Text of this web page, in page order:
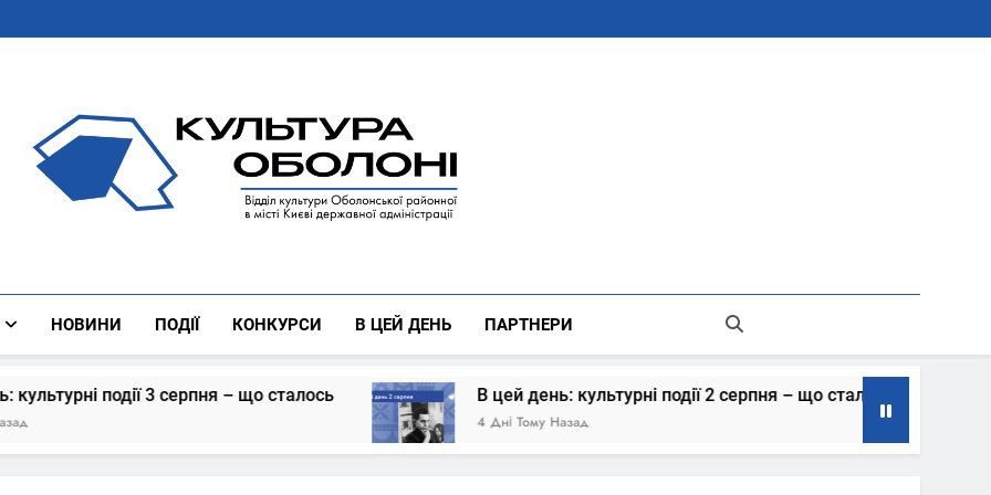
Культура Оболоні
НОВИНИ ПОДІЇ КОНКУРСИ В ЦЕЙ ДЕНЬ ПАРТНЕРИ
серпня – що сталось В цей день: культурні події 2 серпня – що сталось
4 Дні Тому Назад 6 Днів Тому